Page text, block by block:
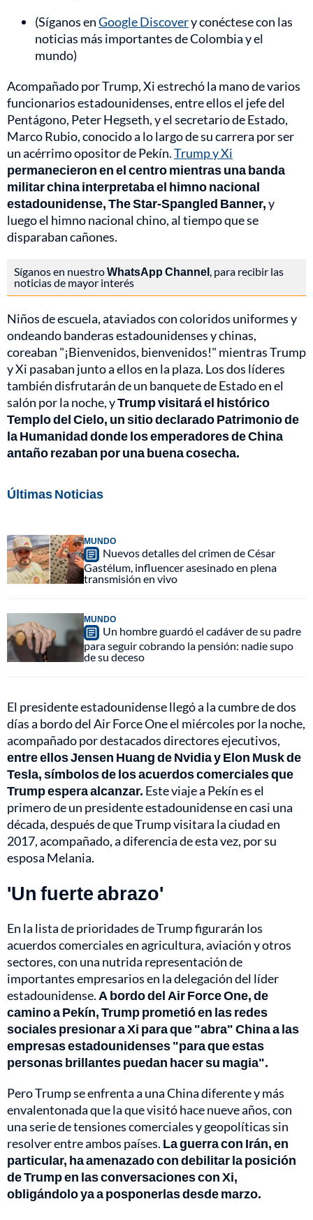
(Síganos enGoogle Discovery conéctese con las
noticias más importantes de Colombia y el
mundo)
Acompañado por Trump, Xi estrechó la mano de varios
funcionarios estadounidenses, entre ellos el jefe del
Pentágono, Peter Hegseth, y el secretario de Estado,
Marco Rubio, conocido a lo largo de su carrera por ser
un acérrimo opositor de Pekín.Trump y Xi
permanecieron en el centro mientras una banda
militar china interpretaba el himno nacional
estadounidense, The Star-Spangled Banner,y
luego el himno nacional chino, al tiempo que se
disparaban cañones.
Síganos en nuestroWhatsApp Channel, para recibir las
noticias de mayor interés
Niños de escuela, ataviados con coloridos uniformes y
ondeando banderas estadounidenses y chinas,
coreaban "¡Bienvenidos, bienvenidos!" mientras Trump
y Xi pasaban junto a ellos en la plaza. Los dos líderes
también disfrutarán de un banquete de Estado en el
salón por la noche, yTrump visitará el histórico
Templo del Cielo, un sitio declarado Patrimonio de
la Humanidad donde los emperadores de China
antaño rezaban por una buena cosecha.
Últimas Noticias
MUNDO
Nuevos detalles del crimen de César
Gastélum, influencer asesinado en plena
transmisión en vivo
MUNDO
Un hombre guardó el cadáver de su padre
para seguir cobrando la pensión: nadie supo
de su deceso
El presidente estadounidense llegó a la cumbre de dos
días a bordo del Air Force One el miércoles por la noche,
acompañado por destacados directores ejecutivos,
entre ellos Jensen Huang de Nvidia y Elon Musk de
Tesla, símbolos de los acuerdos comerciales que
Trump espera alcanzar. Este viaje a Pekín es el
primero de un presidente estadounidense en casi una
década, después de que Trump visitara la ciudad en
2017, acompañado, a diferencia de esta vez, por su
esposa Melania.
'Un fuerte abrazo'
En la lista de prioridades de Trump figurarán los
acuerdos comerciales en agricultura, aviación y otros
sectores, con una nutrida representación de
importantes empresarios en la delegación del líder
estadounidense. A bordo del Air Force One, de
camino a Pekín, Trump prometió en las redes
sociales presionar a Xi para que "abra" China a las
empresas estadounidenses "para que estas
personas brillantes puedan hacer su magia".
Pero Trump se enfrenta a una China diferente y más
envalentonada que la que visitó hace nueve años, con
una serie de tensiones comerciales y geopolíticas sin
resolver entre ambos países. La guerra con Irán, en
particular, ha amenazado con debilitar la posición
de Trump en las conversaciones con Xi,
obligándolo ya a posponerlas desde marzo.